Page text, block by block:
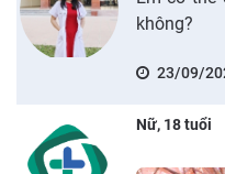
không?
23/09/
Nữ, 18 tuổi